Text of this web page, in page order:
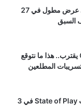
رسمياً: GTA 6 تحصل على عرض مطول في 27
العرض الثالث للعبة GTA 6 يقترب.. هذا ما نتوقع
المطلعين
شائعة: سوني قد تقيم حدث State of Play في 3